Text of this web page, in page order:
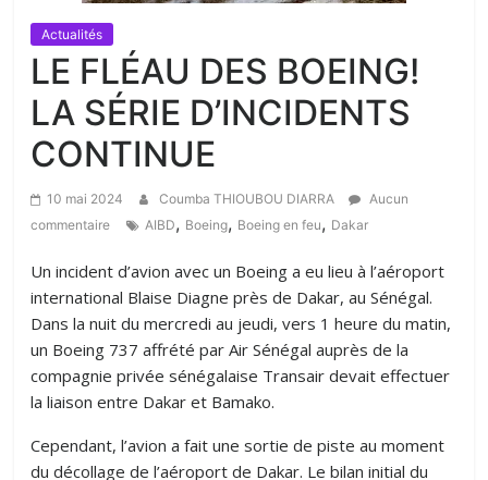
Actualités
LE FLÉAU DES BOEING!
LA SÉRIE D’INCIDENTS
CONTINUE
10 mai 2024 Coumba THIOUBOU DIARRA
Aucun
commentaire
AIBD, Boeing, Boeing en feu, Dakar
Un incident d’avion avec un Boeing a eu lieu à l’aéroport
international Blaise Diagne près de Dakar, au Sénégal.
Dans la nuit du mercredi au jeudi, vers 1 heure du matin,
un Boeing 737 affrété par Air Sénégal auprès de la
compagnie privée sénégalaise Transair devait effectuer
la liaison entre Dakar et Bamako.
Cependant, l’avion a fait une sortie de piste au moment
du décollage de l’aéroport de Dakar. Le bilan initial du